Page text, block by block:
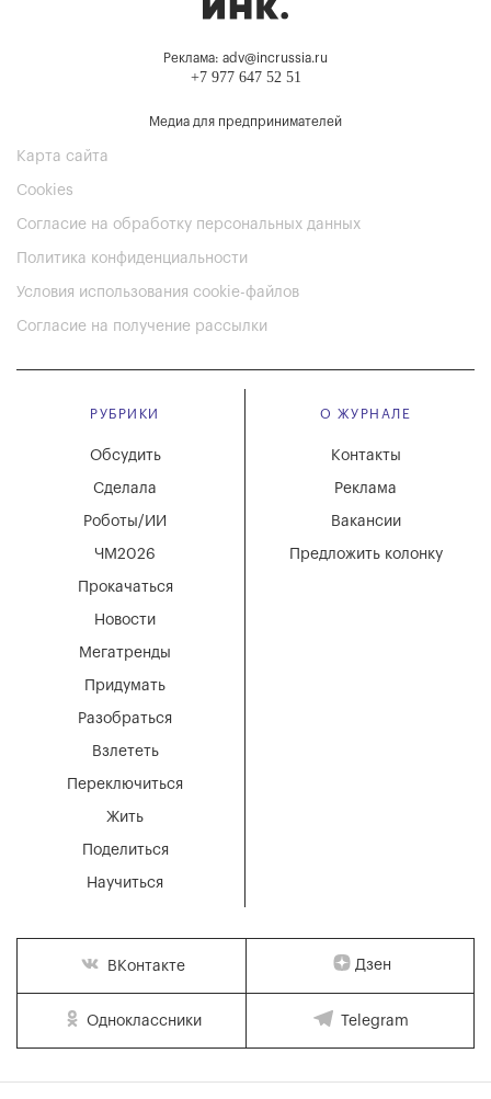
Реклама: adv@incrussia.ru
+7 977 647 52 51
Медиа для предпринимателей
Карта сайта
Cookies
Согласие на обработку персональных данных
Политика конфиденциальности
Условия использования cookie-файлов
Согласие на получение рассылки
РУБРИКИ
Мегатренды
Придумать
Разобраться
Взлететь
Новости
Переключиться
Жить
Поделиться
Научиться
Обсудить
Сделала
Роботы/ИИ
ЧМ2026
Прокачаться
О ЖУРНАЛЕ
Вакансии
Реклама
Контакты
Предложить колонку
ВКонтакте Дзен
Одноклассники Telegram